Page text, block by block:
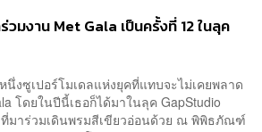
มงาน Met Gala เป็นครั้งที่ 12 ในลุค
นึ่งซูเปอร์โมเดลแห่งยุคที่แทบจะไม่เคยพลาด
โดยในปีนี้เธอก็ได้มาในลุค GapStudio
ที่มาร่วมเดินพรมสีเขียวอ่อนด้วย ณ พิพิธภัณฑ์